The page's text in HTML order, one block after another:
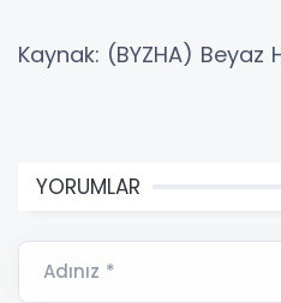
Kaynak: (BYZHA) Beyaz
YORUMLAR
Adınız *